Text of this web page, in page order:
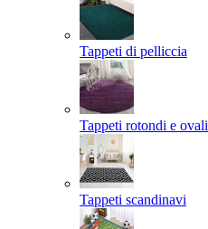
Tappeti di pelliccia
Tappeti rotondi e ovali
Tappeti scandinavi